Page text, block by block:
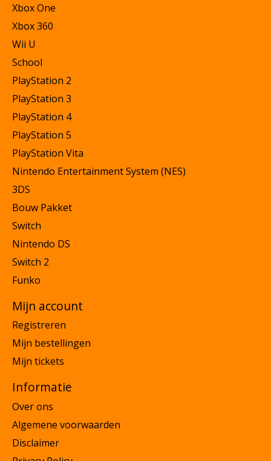
Xbox One
Xbox 360
Wii U
School
PlayStation 2
PlayStation 3
PlayStation 4
PlayStation 5
PlayStation Vita
Nintendo Entertainment System (NES)
3DS
Bouw Pakket
Switch
Nintendo DS
Switch 2
Funko
Mijn account
Registreren
Mijn bestellingen
Mijn tickets
Informatie
Over ons
Algemene voorwaarden
Disclaimer